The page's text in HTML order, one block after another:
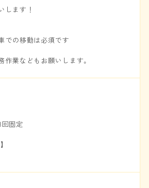
します！
での移動は必須です
作業などもお願いします。
固定